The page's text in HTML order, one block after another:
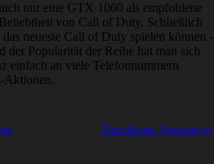
nur eine GTX 1060 als empfohlene
von Call of Duty. Schließlich
neueste Call of Duty spielen können -
Popularität der Reihe hat man sich
einfach an viele Telefonnummern
Aktionen.
Druckbare Version